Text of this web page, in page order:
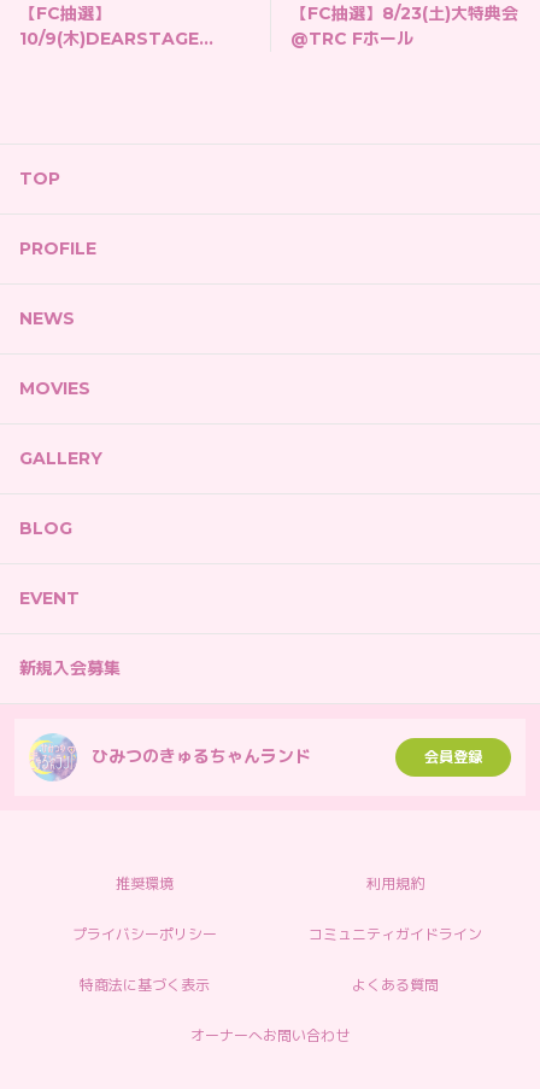
【FC抽選】
10/9(木)DEARSTAGE
【FC抽選】8/23(土)大特典会
@TRC Fホール
TOP
PROFILE
NEWS
MOVIES
GALLERY
BLOG
EVENT
新規入会募集
ひみつのきゅるちゃんランド 会員登録
推奨環境 利用規約
プライバシーポリシー コミュニティガイドライン
特商法に基づく表示 よくある質問
オーナーへお問い合わせ